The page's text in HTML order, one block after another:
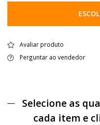
Avaliar produto
Perguntar ao vendedor
Selecione as
cada item e